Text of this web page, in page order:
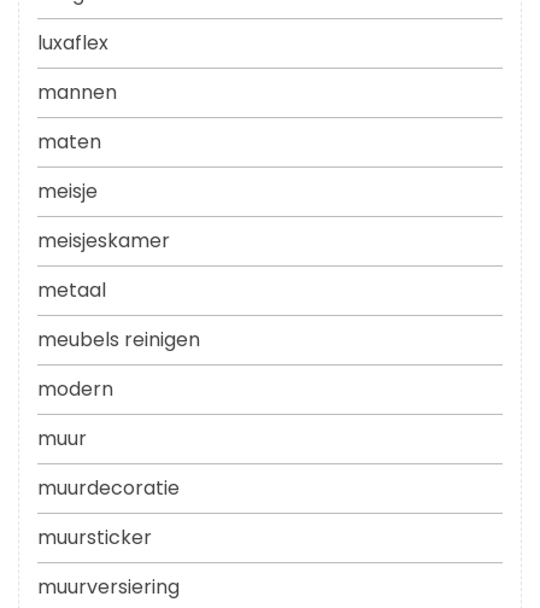
luxaflex
mannen
maten
meisje
meisjeskamer
metaal
meubels reinigen
modern
muur
muurdecoratie
muursticker
muurversiering